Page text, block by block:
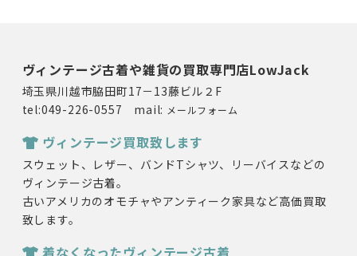
ヴィンテージ古着や雑貨の買取専門店LowJack
埼玉県川越市脇田町17－13藤ビル２F
tel:049-226-0557 mail: メールフォーム
ヴィンテージ買取致します
スウェット、レザー、バンドTシャツ、リーバイスなどの
ヴィンテージ古着。
古いアメリカのオモチャやアンティーク家具など高価買取
致します。
着なくなったヴィンテージ古着